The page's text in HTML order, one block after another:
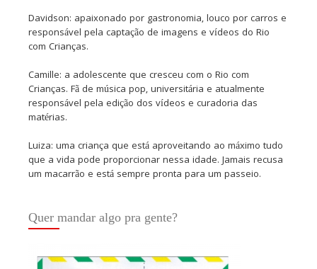
Davidson: apaixonado por gastronomia, louco por carros e
responsável pela captação de imagens e vídeos do Rio
com Crianças.
Camille: a adolescente que cresceu com o Rio com
Crianças. Fã de música pop, universitária e atualmente
responsável pela edição dos vídeos e curadoria das
matérias.
Luiza: uma criança que está aproveitando ao máximo tudo
que a vida pode proporcionar nessa idade. Jamais recusa
um macarrão e está sempre pronta para um passeio.
Quer mandar algo pra gente?